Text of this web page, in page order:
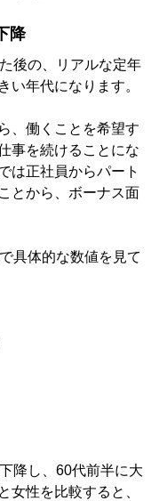
降
後の、リアルな定年
い年代になります。
、働くことを希望す
事を続けることにな
は正社員からパート
とから、ボーナス面
具体的な数値を見て
降し、60代前半に大
女性を比較すると、